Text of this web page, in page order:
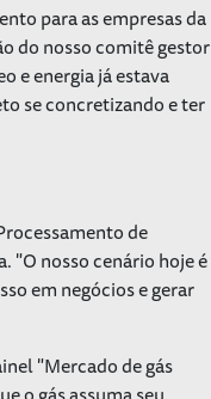
para as empresas da
do nosso comitê gestor
e energia já estava
se concretizando e ter
de
"O nosso cenário hoje é
em negócios e gerar
"Mercado de gás